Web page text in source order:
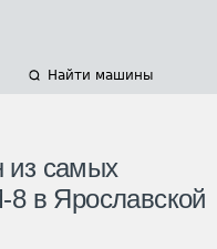
Найти машины
из самых
8 в Ярославской